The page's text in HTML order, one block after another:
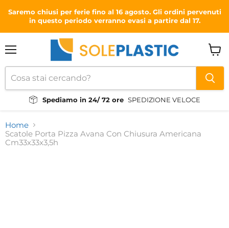
Saremo chiusi per ferie fino al 16 agosto. Gli ordini pervenuti
in questo periodo verranno evasi a partire dal 17.
Spediamo in 24/ 72 ore SPEDIZIONE VELOCE
il
Home
Scatole Porta Pizza Avana Con Chiusura Americana
Cm33x33x3,5h